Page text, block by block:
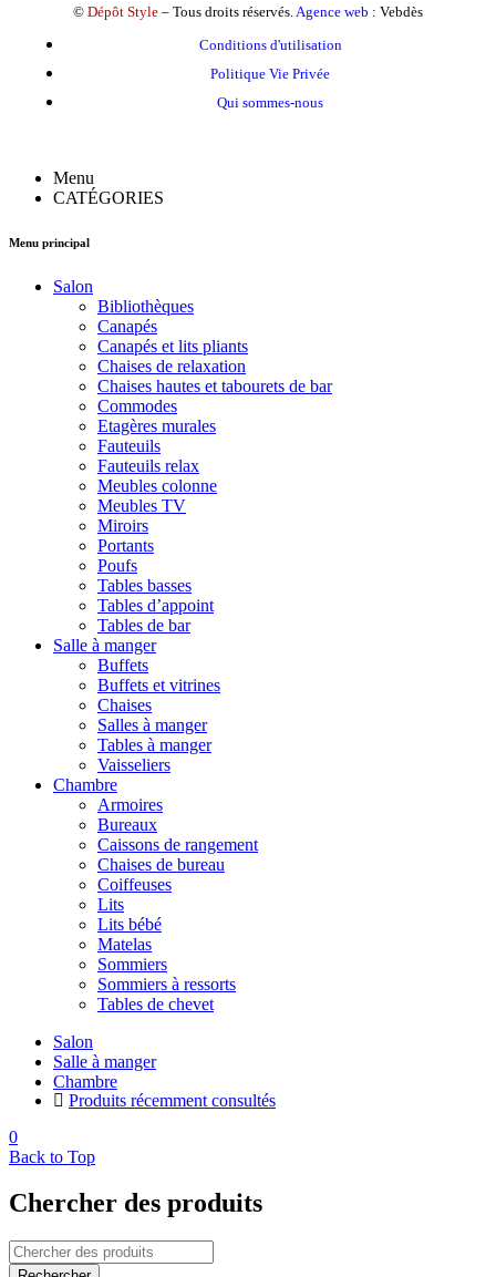
© Dépôt Style – Tous droits réservés. Agence web : Vebdès
Conditions d'utilisation
Politique Vie Privée
Qui sommes-nous
Menu
CATÉGORIES
Menu principal
Salon
Bibliothèques
Canapés
Canapés et lits pliants
Chaises de relaxation
Chaises hautes et tabourets de bar
Commodes
Etagères murales
Fauteuils
Fauteuils relax
Meubles colonne
Meubles TV
Miroirs
Portants
Poufs
Tables basses
Tables d’appoint
Tables de bar
Salle à manger
Buffets
Buffets et vitrines
Chaises
Salles à manger
Tables à manger
Vaisseliers
Chambre
Armoires
Bureaux
Caissons de rangement
Chaises de bureau
Coiffeuses
Lits
Lits bébé
Matelas
Sommiers
Sommiers à ressorts
Tables de chevet
Salon
Salle à manger
Chambre
Produits récemment consultés
0
Back to Top
Chercher des produits